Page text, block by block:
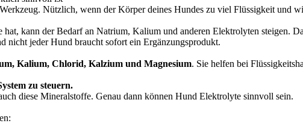
Nützlich, wenn der Körper deines Hundes zu viel Flüssigkeit und
kann der Bedarf an Natrium, Kalium und anderen Elektrolyten steigen.
nicht jeder Hund braucht sofort ein Ergänzungsprodukt.
Kalium, Chlorid, Kalzium und Magnesium. Sie helfen bei
zu steuern.
diese Mineralstoffe. Genau dann können Hund Elektrolyte sinnvoll sein.